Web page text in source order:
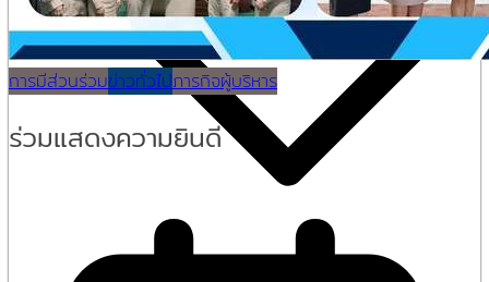
การมีส่วนร่วมข่าวทั่วไปภารกิจผู้บริหาร
ร่วมแสดงความยินดี